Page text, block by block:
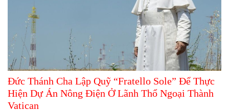
Đức Thánh Cha Lập Quỹ “Fratello Sole” Để Thực
Hiện Dự Án Nông Điện Ở Lãnh Thổ Ngoại Thành
Vatican